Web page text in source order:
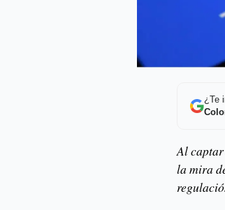
¿Te
Al captar
la mira